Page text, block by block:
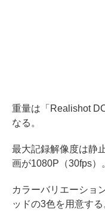
重量は「Realishot
なる。
最大記録解像度は静
画が1080P（30fps）
カラーバリエーショ
ッドの3色を用意する